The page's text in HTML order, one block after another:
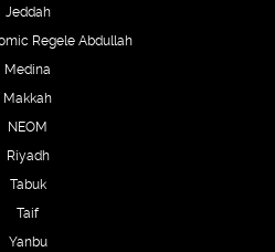
Jeddah
Regele Abdullah
Medina
Makkah
NEOM
Riyadh
Tabuk
Taif
Yanbu